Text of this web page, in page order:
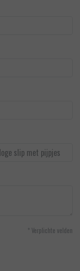
* Verplichte velden